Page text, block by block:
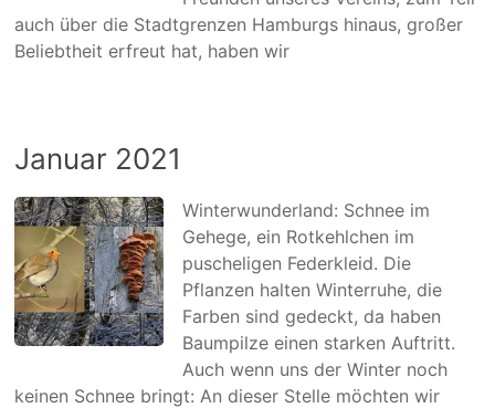
auch über die Stadtgrenzen Hamburgs hinaus, großer
Beliebtheit erfreut hat, haben wir
Januar 2021
Winterwunderland: Schnee im
Gehege, ein Rotkehlchen im
puscheligen Federkleid. Die
Pflanzen halten Winterruhe, die
Farben sind gedeckt, da haben
Baumpilze einen starken Auftritt.
Auch wenn uns der Winter noch
keinen Schnee bringt: An dieser Stelle möchten wir